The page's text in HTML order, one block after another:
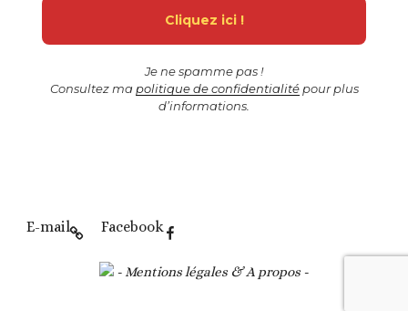
Je ne spamme pas !
Consultez ma politique de confidentialitépour plus
d’informations.
E-mail Facebook
- Mentions légales & A propos -